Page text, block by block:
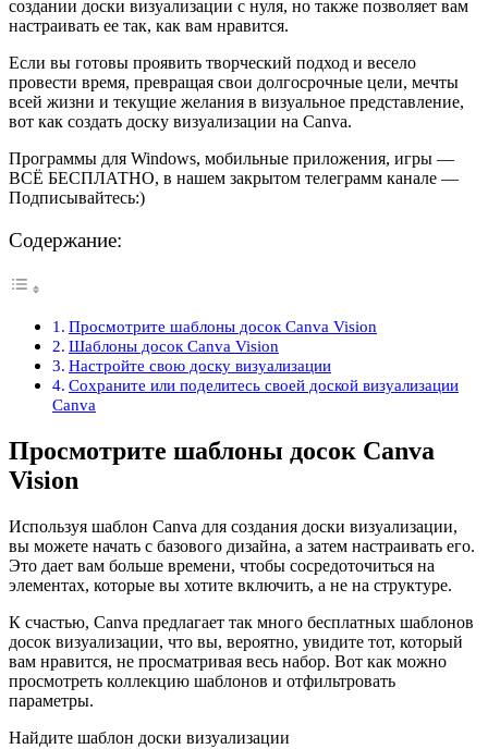
создании доски визуализации с нуля, но также позволяет вам
настраивать ее так, как вам нравится.
Если вы готовы проявить творческий подход и весело
провести время, превращая свои долгосрочные цели, мечты
всей жизни и текущие желания в визуальное представление,
вот как создать доску визуализации на Canva.
Программы для Windows, мобильные приложения, игры —
ВСЁ БЕСПЛАТНО, в нашем закрытом телеграмм канале —
Подписывайтесь:)
Содержание:
Просмотрите шаблоны досок Canva Vision
Шаблоны досок Canva Vision
Настройте свою доску визуализации
Сохраните или поделитесь своей доской визуализации
Canva
Просмотрите шаблоны досок Canva
Vision
Используя шаблон Canva для создания доски визуализации,
вы можете начать с базового дизайна, а затем настраивать его.
Это дает вам больше времени, чтобы сосредоточиться на
элементах, которые вы хотите включить, а не на структуре.
К счастью, Canva предлагает так много бесплатных шаблонов
досок визуализации, что вы, вероятно, увидите тот, который
вам нравится, не просматривая весь набор. Вот как можно
просмотреть коллекцию шаблонов и отфильтровать
параметры.
Найдите шаблон доски визуализации